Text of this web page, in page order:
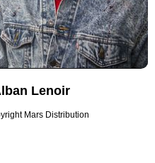
Lenoir
Mars Distribution